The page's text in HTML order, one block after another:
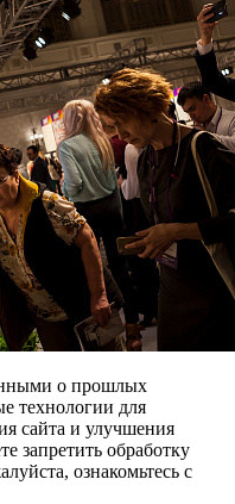
о прошлых
технологии для
сайта и улучшения
запретить обработку
ознакомьтесь с